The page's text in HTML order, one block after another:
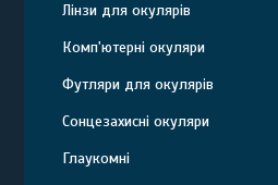
Лінзи для окулярів
Комп'ютерні окуляри
Футляри для окулярів
Сонцезахисні окуляри
Глаукомні